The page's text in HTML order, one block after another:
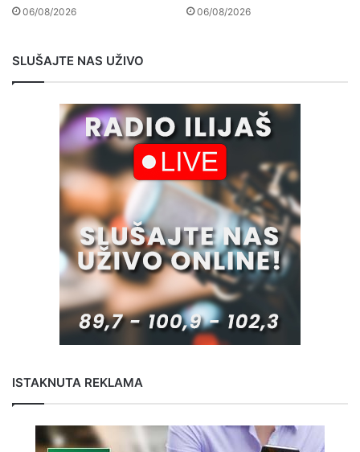
06/08/2026 06/08/2026
SLUŠAJTE NAS UŽIVO
ISTAKNUTA REKLAMA